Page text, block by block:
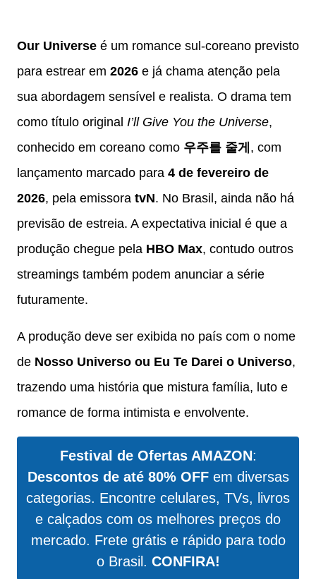
Our Universe é um romance sul-coreano previsto
para estrear em 2026 e já chama atenção pela
sua abordagem sensível e realista. O drama tem
como título original I’ll Give You the Universe,
conhecido em coreano como 우주를 줄게 , com
lançamento marcado para 4 de fevereiro de
2026, pela emissora tvN. No Brasil, ainda não há
previsão de estreia. A expectativa inicial é que a
produção chegue pela HBO Max, contudo outros
streamings também podem anunciar a série
futuramente.
A produção deve ser exibida no país com o nome
de Nosso Universo ou Eu Te Darei o Universo,
trazendo uma história que mistura família, luto e
romance de forma intimista e envolvente.
Festival de Ofertas AMAZON:
Descontos de até 80% OFFem diversas
categorias. Encontre celulares, TVs, livros
e calçados com os melhores preços do
mercado. Frete grátis e rápido para todo
o Brasil. CONFIRA!